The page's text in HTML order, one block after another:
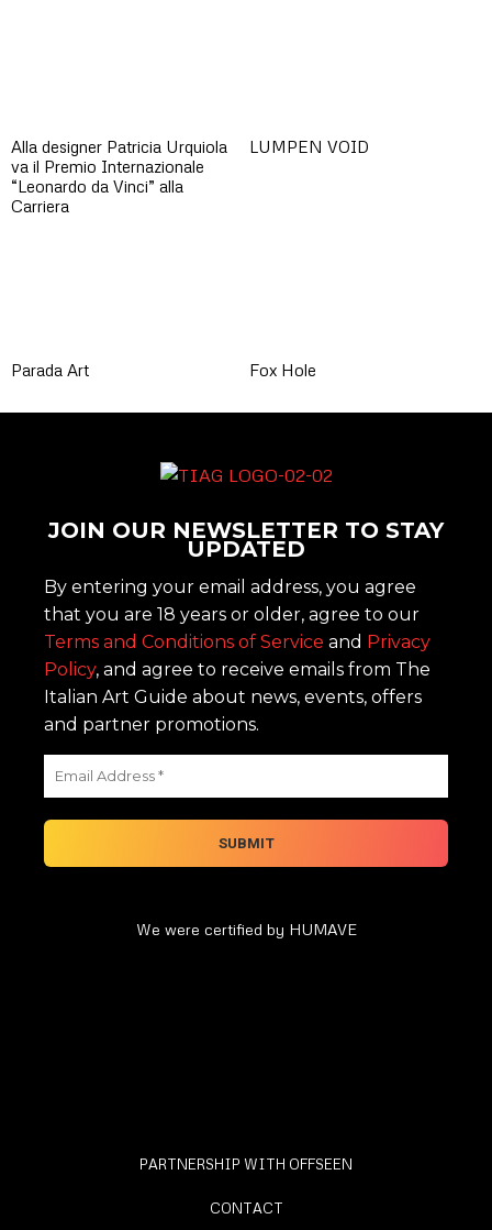
Alla designer Patricia Urquiola
va il Premio Internazionale
“Leonardo da Vinci” alla
Carriera
LUMPEN VOID
Parada Art Fox Hole
JOIN OUR NEWSLETTER TO STAY
UPDATED
By entering your email address, you agree
that you are 18 years or older, agree to our
Terms and Conditions of Service and Privacy
Policy, and agree to receive emails from The
Italian Art Guide about news, events, offers
and partner promotions.
We were certified by HUMAVE
PARTNERSHIP WITH OFFSEEN
CONTACT